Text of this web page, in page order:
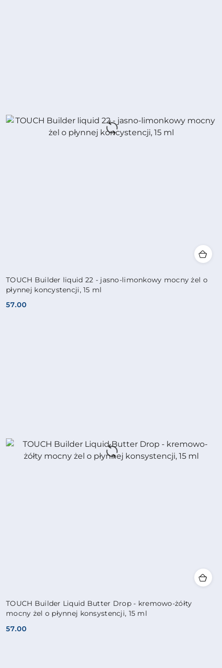
TOUCH Builder liquid 22 - jasno-limonkowy mocny żel o
płynnej koncystencji, 15 ml
Cena:
57.00
TOUCH Builder Liquid Butter Drop - kremowo-żółty
mocny żel o płynnej konsystencji, 15 ml
Cena:
57.00